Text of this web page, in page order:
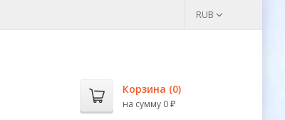
RUB
Корзина (0)
на сумму 0 ₽